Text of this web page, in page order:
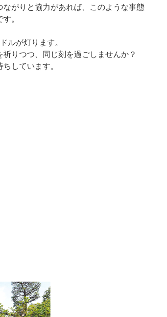
がりと協力があれば、このような事態
。
ルが灯ります。
りつつ、同じ刻を過ごしませんか？
しています。